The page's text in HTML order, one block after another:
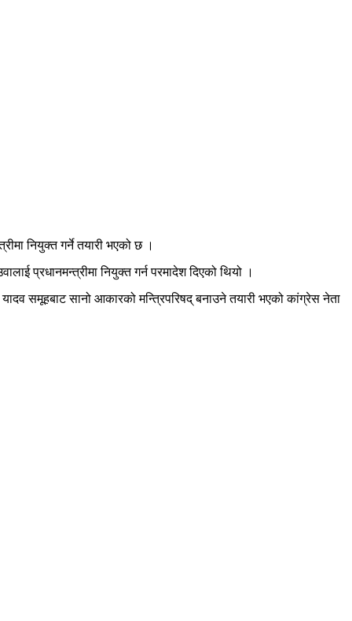
नियुक्त गर्ने तयारी भएको छ ।
प्रधानमन्त्रीमा नियुक्त गर्न परमादेश दिएको थियो ।
समूहबाट सानो आकारको मन्त्रिपरिषद् बनाउने तयारी भएको कांग्रेस नेता